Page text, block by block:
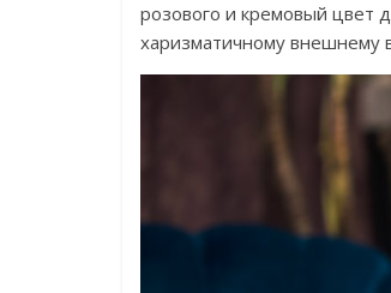
розового и кремовый цвет
харизматичному внешнему